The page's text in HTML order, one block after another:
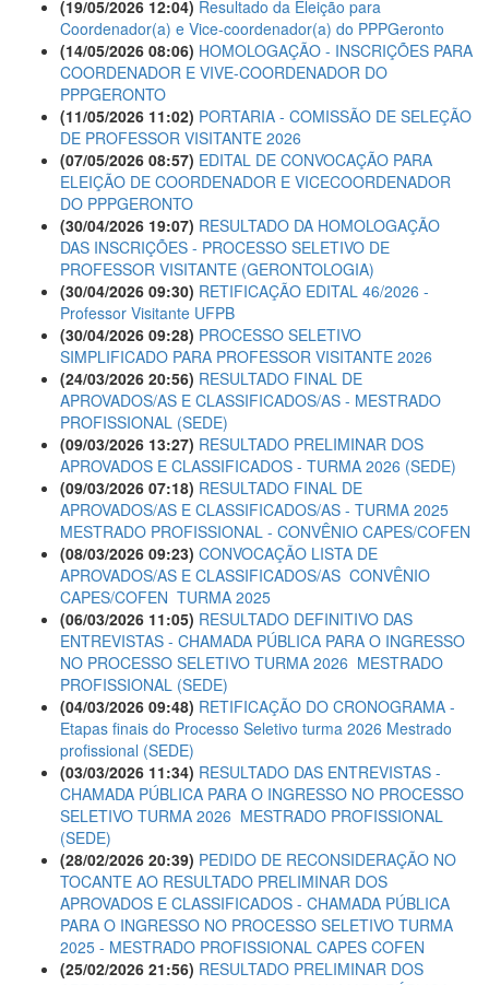
(19/05/2026 12:04) Resultado da Eleição para
Coordenador(a) e Vice-coordenador(a) do PPPGeronto
(14/05/2026 08:06) HOMOLOGAÇÃO - INSCRIÇÕES PARA
COORDENADOR E VIVE-COORDENADOR DO
PPPGERONTO
(11/05/2026 11:02) PORTARIA - COMISSÃO DE SELEÇÃO
DE PROFESSOR VISITANTE 2026
(07/05/2026 08:57) EDITAL DE CONVOCAÇÃO PARA
ELEIÇÃO DE COORDENADOR E VICECOORDENADOR
DO PPPGERONTO
(30/04/2026 19:07) RESULTADO DA HOMOLOGAÇÃO
DAS INSCRIÇÕES - PROCESSO SELETIVO DE
PROFESSOR VISITANTE (GERONTOLOGIA)
(30/04/2026 09:30) RETIFICAÇÃO EDITAL 46/2026 -
Professor Visitante UFPB
(30/04/2026 09:28) PROCESSO SELETIVO
SIMPLIFICADO PARA PROFESSOR VISITANTE 2026
(24/03/2026 20:56) RESULTADO FINAL DE
APROVADOS/AS E CLASSIFICADOS/AS - MESTRADO
PROFISSIONAL (SEDE)
(09/03/2026 13:27) RESULTADO PRELIMINAR DOS
APROVADOS E CLASSIFICADOS - TURMA 2026 (SEDE)
(09/03/2026 07:18) RESULTADO FINAL DE
APROVADOS/AS E CLASSIFICADOS/AS - TURMA 2025 
MESTRADO PROFISSIONAL - CONVÊNIO CAPES/COFEN
(08/03/2026 09:23) CONVOCAÇÃO LISTA DE
APROVADOS/AS E CLASSIFICADOS/AS  CONVÊNIO
CAPES/COFEN  TURMA 2025
(06/03/2026 11:05) RESULTADO DEFINITIVO DAS
ENTREVISTAS - CHAMADA PÚBLICA PARA O INGRESSO
NO PROCESSO SELETIVO TURMA 2026  MESTRADO
PROFISSIONAL (SEDE)
(04/03/2026 09:48) RETIFICAÇÃO DO CRONOGRAMA -
Etapas finais do Processo Seletivo turma 2026 Mestrado
profissional (SEDE)
(03/03/2026 11:34) RESULTADO DAS ENTREVISTAS -
CHAMADA PÚBLICA PARA O INGRESSO NO PROCESSO
SELETIVO TURMA 2026  MESTRADO PROFISSIONAL
(SEDE)
(28/02/2026 20:39) PEDIDO DE RECONSIDERAÇÃO NO
TOCANTE AO RESULTADO PRELIMINAR DOS
APROVADOS E CLASSIFICADOS - CHAMADA PÚBLICA
PARA O INGRESSO NO PROCESSO SELETIVO TURMA
2025 - MESTRADO PROFISSIONAL CAPES COFEN
(25/02/2026 21:56) RESULTADO PRELIMINAR DOS